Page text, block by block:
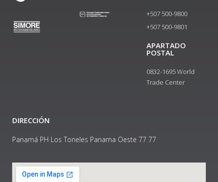
+507 500-9800
+507 500-9801​
APARTADO
POSTAL
0832-1695 World
Trade Center
DIRECCIÓN
Panamá PH Los Toneles Panama Oeste 77 77